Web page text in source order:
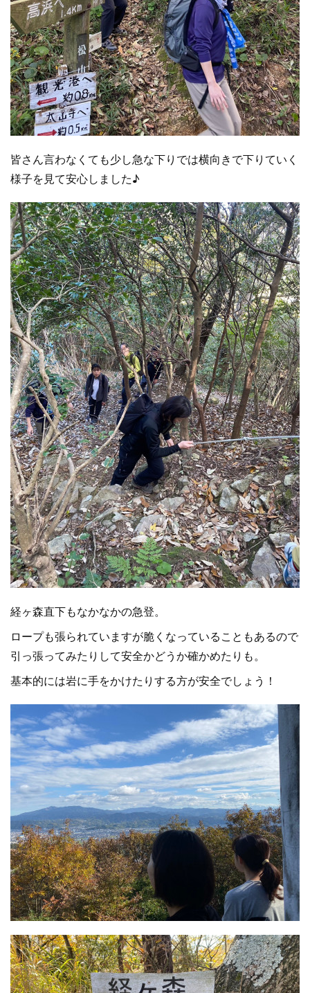
皆さん言わなくても少し急な下りでは横向きで下りていく
様子を見て安心しました♪
経ヶ森直下もなかなかの急登。
ロープも張られていますが脆くなっていることもあるので
引っ張ってみたりして安全かどうか確かめたりも。
基本的には岩に手をかけたりする方が安全でしょう！